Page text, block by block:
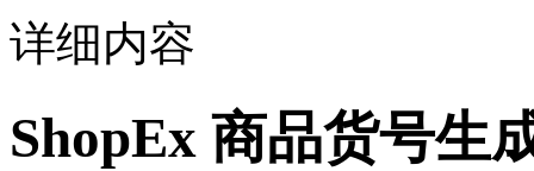
详细内容
ShopEx 商品货号生